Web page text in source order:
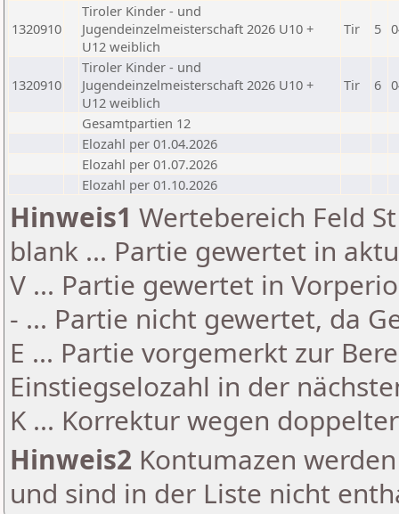
1320910
Tiroler Kinder - und
Jugendeinzelmeisterschaft 2026 U10 +
U12 weiblich
Tir 5
1320910
Tiroler Kinder - und
Jugendeinzelmeisterschaft 2026 U10 +
U12 weiblich
Tir 6
Gesamtpartien 12
Elozahl per 01.04.2026
Elozahl per 01.07.2026
Elozahl per 01.10.2026
Hinweis1 Wertebereich Feld
blank ... Partie gewertet in
V ... Partie gewertet in
- ... Partie nicht gewertet, da
E ... Partie vorgemerkt zur
Einstiegselozahl in der
K ... Korrektur wegen
Hinweis2 Kontumazen
und sind in der Liste nicht